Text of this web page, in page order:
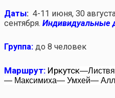
Даты: 4-11 июня, 30
сентября. Индивидуальные
Группа: до 8 человек
Маршрут: Иркутск
— Максимиха— Умхей—